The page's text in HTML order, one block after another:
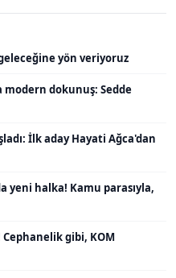
yön veriyoruz
dokunuş: Sedde
İlk aday Hayati Ağca'dan
yeni halka! Kamu parasıyla,
gibi, KOM